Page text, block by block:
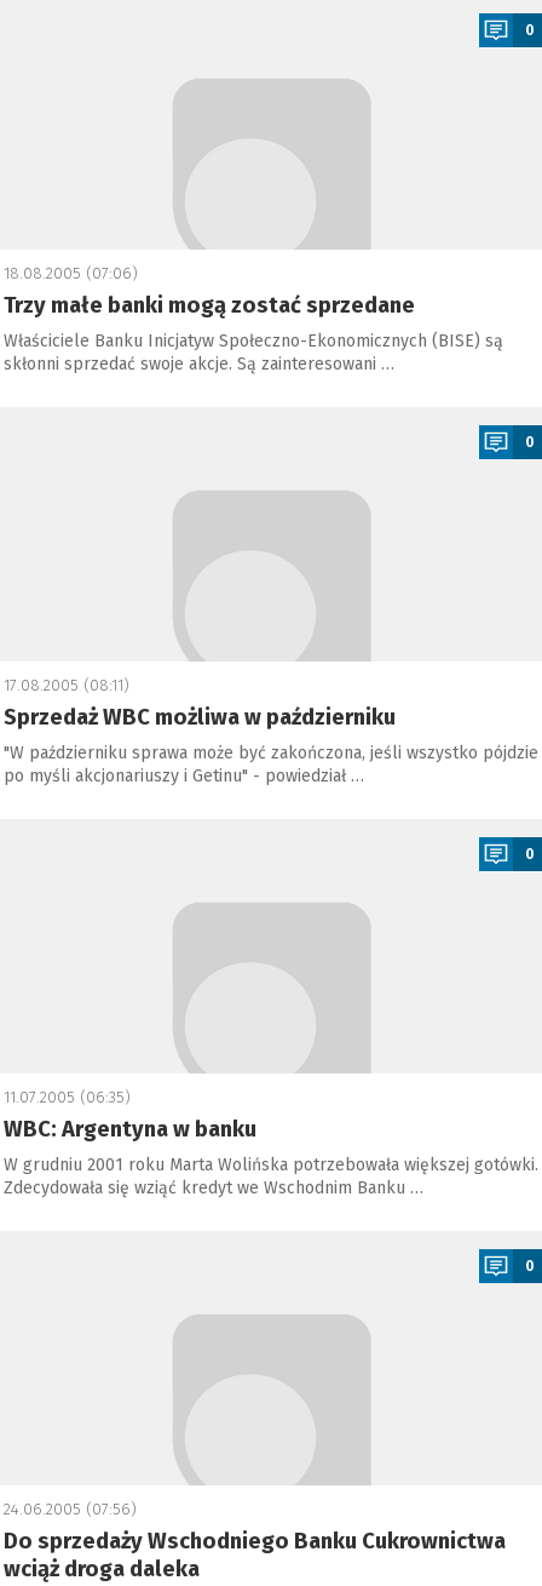
0
18.08.2005 (07:06)
Trzy małe banki mogą zostać sprzedane
Właściciele Banku Inicjatyw Społeczno-Ekonomicznych (BISE) są
skłonni sprzedać swoje akcje. Są zainteresowani …
0
17.08.2005 (08:11)
Sprzedaż WBC możliwa w październiku
"W październiku sprawa może być zakończona, jeśli wszystko pójdzie
po myśli akcjonariuszy i Getinu" - powiedział …
0
11.07.2005 (06:35)
WBC: Argentyna w banku
W grudniu 2001 roku Marta Wolińska potrzebowała większej gotówki.
Zdecydowała się wziąć kredyt we Wschodnim Banku …
0
24.06.2005 (07:56)
Do sprzedaży Wschodniego Banku Cukrownictwa
wciąż droga daleka